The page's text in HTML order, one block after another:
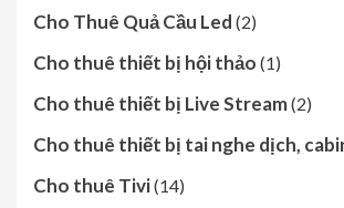
Cho Thuê Quả Cầu Led (2)
Cho thuê thiết bị hội thảo (1)
Cho thuê thiết bị Live Stream(2)
Cho thuê thiết bị tai nghe dịch,
Cho thuê Tivi(14)